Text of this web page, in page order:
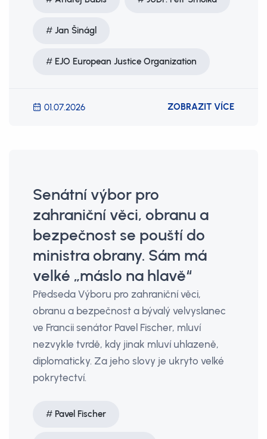
Jan Šinágl
EJO European Justice Organization
01.07.2026 ZOBRAZIT VÍCE
Senátní výbor pro
zahraniční věci, obranu a
bezpečnost se pouští do
ministra obrany. Sám má
velké „máslo na hlavě“
Předseda Výboru pro zahraniční věci,
obranu a bezpečnost a bývalý velvyslanec
ve Francii senátor Pavel Fischer, mluví
nezvykle tvrdě, kdy jinak mluví uhlazeně,
diplomaticky. Za jeho slovy je ukryto velké
pokrytectví.
Pavel Fischer